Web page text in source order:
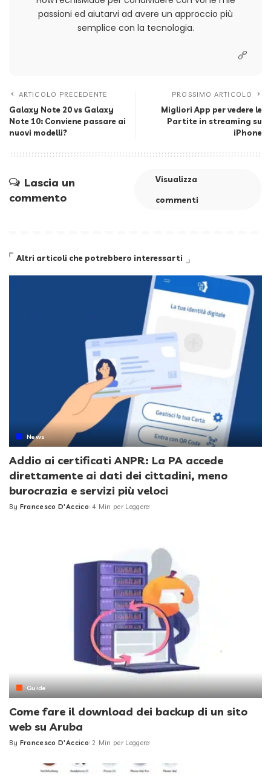
passioni ed aiutarvi ad avere un approccio più
semplice con la tecnologia.
ARTICOLO PRECEDENTE
Galaxy Note 20 vs Galaxy
Note 10: Conviene passare ai
nuovi modelli?
PROSSIMO ARTICOLO
Migliori App per vedere le
Partite in streaming su
iPhone
Lascia un
commento
Visualizza
commenti
Altri articoli che potrebbero interessarti
News
Addio ai certificati ANPR: La PA accede
direttamente ai dati dei cittadini, meno
burocrazia e servizi più veloci
Posted
By Francesco D'Accico 4 Min per Leggere
Guide
Come fare il download dei backup di un sito
web su Aruba
Posted
By Francesco D'Accico 2 Min per Leggere